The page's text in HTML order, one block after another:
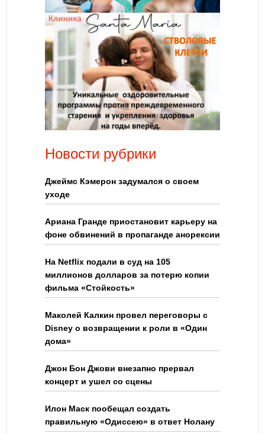
Новости рубрики
Джеймс Кэмерон задумался о своем
уходе
Ариана Гранде приостановит карьеру на
фоне обвинений в пропаганде анорексии
На Netflix подали в суд на 105
миллионов долларов за потерю копии
фильма «Стойкость»
Маколей Калкин провел переговоры с
Disney о возвращении к роли в «Один
дома»
Джон Бон Джови внезапно прервал
концерт и ушел со сцены
Илон Маск пообещал создать
правильную «Одиссею» в ответ Нолану